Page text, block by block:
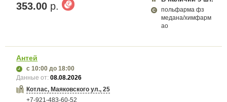
353.00 р.
польфарма фз
медана/химфарм
ао
Антей
с 10:00 до 18:00
Данные от:08.08.2026
Котлас, Маяковского ул., 25
+7-921-483-60-52